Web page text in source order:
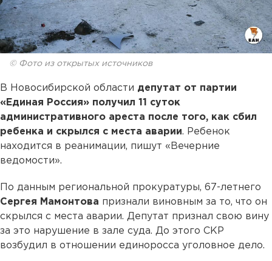
© Фото из открытых источников
В Новосибирской области депутат от партии
«Единая Россия» получил 11 суток
административного ареста после того, как сбил
ребенка и скрылся с места аварии. Ребенок
находится в реанимации, пишут «Вечерние
ведомости».
По данным региональной прокуратуры, 67-летнего
Сергея Мамонтова признали виновным за то, что он
скрылся с места аварии. Депутат признал свою вину
за это нарушение в зале суда. До этого СКР
возбудил в отношении единоросса уголовное дело.